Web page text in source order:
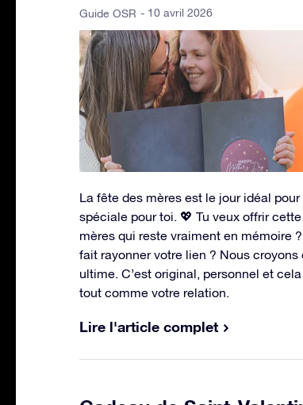
Guide OSR - 10 avril 2026
La fête des mères est le jour idéal
spéciale pour toi. 💖 Tu veux offrir
mères qui reste vraiment en mémoire
fait rayonner votre lien ? Nous
ultime. C’est original, personnel et
tout comme votre relation.
Lire l'article complet